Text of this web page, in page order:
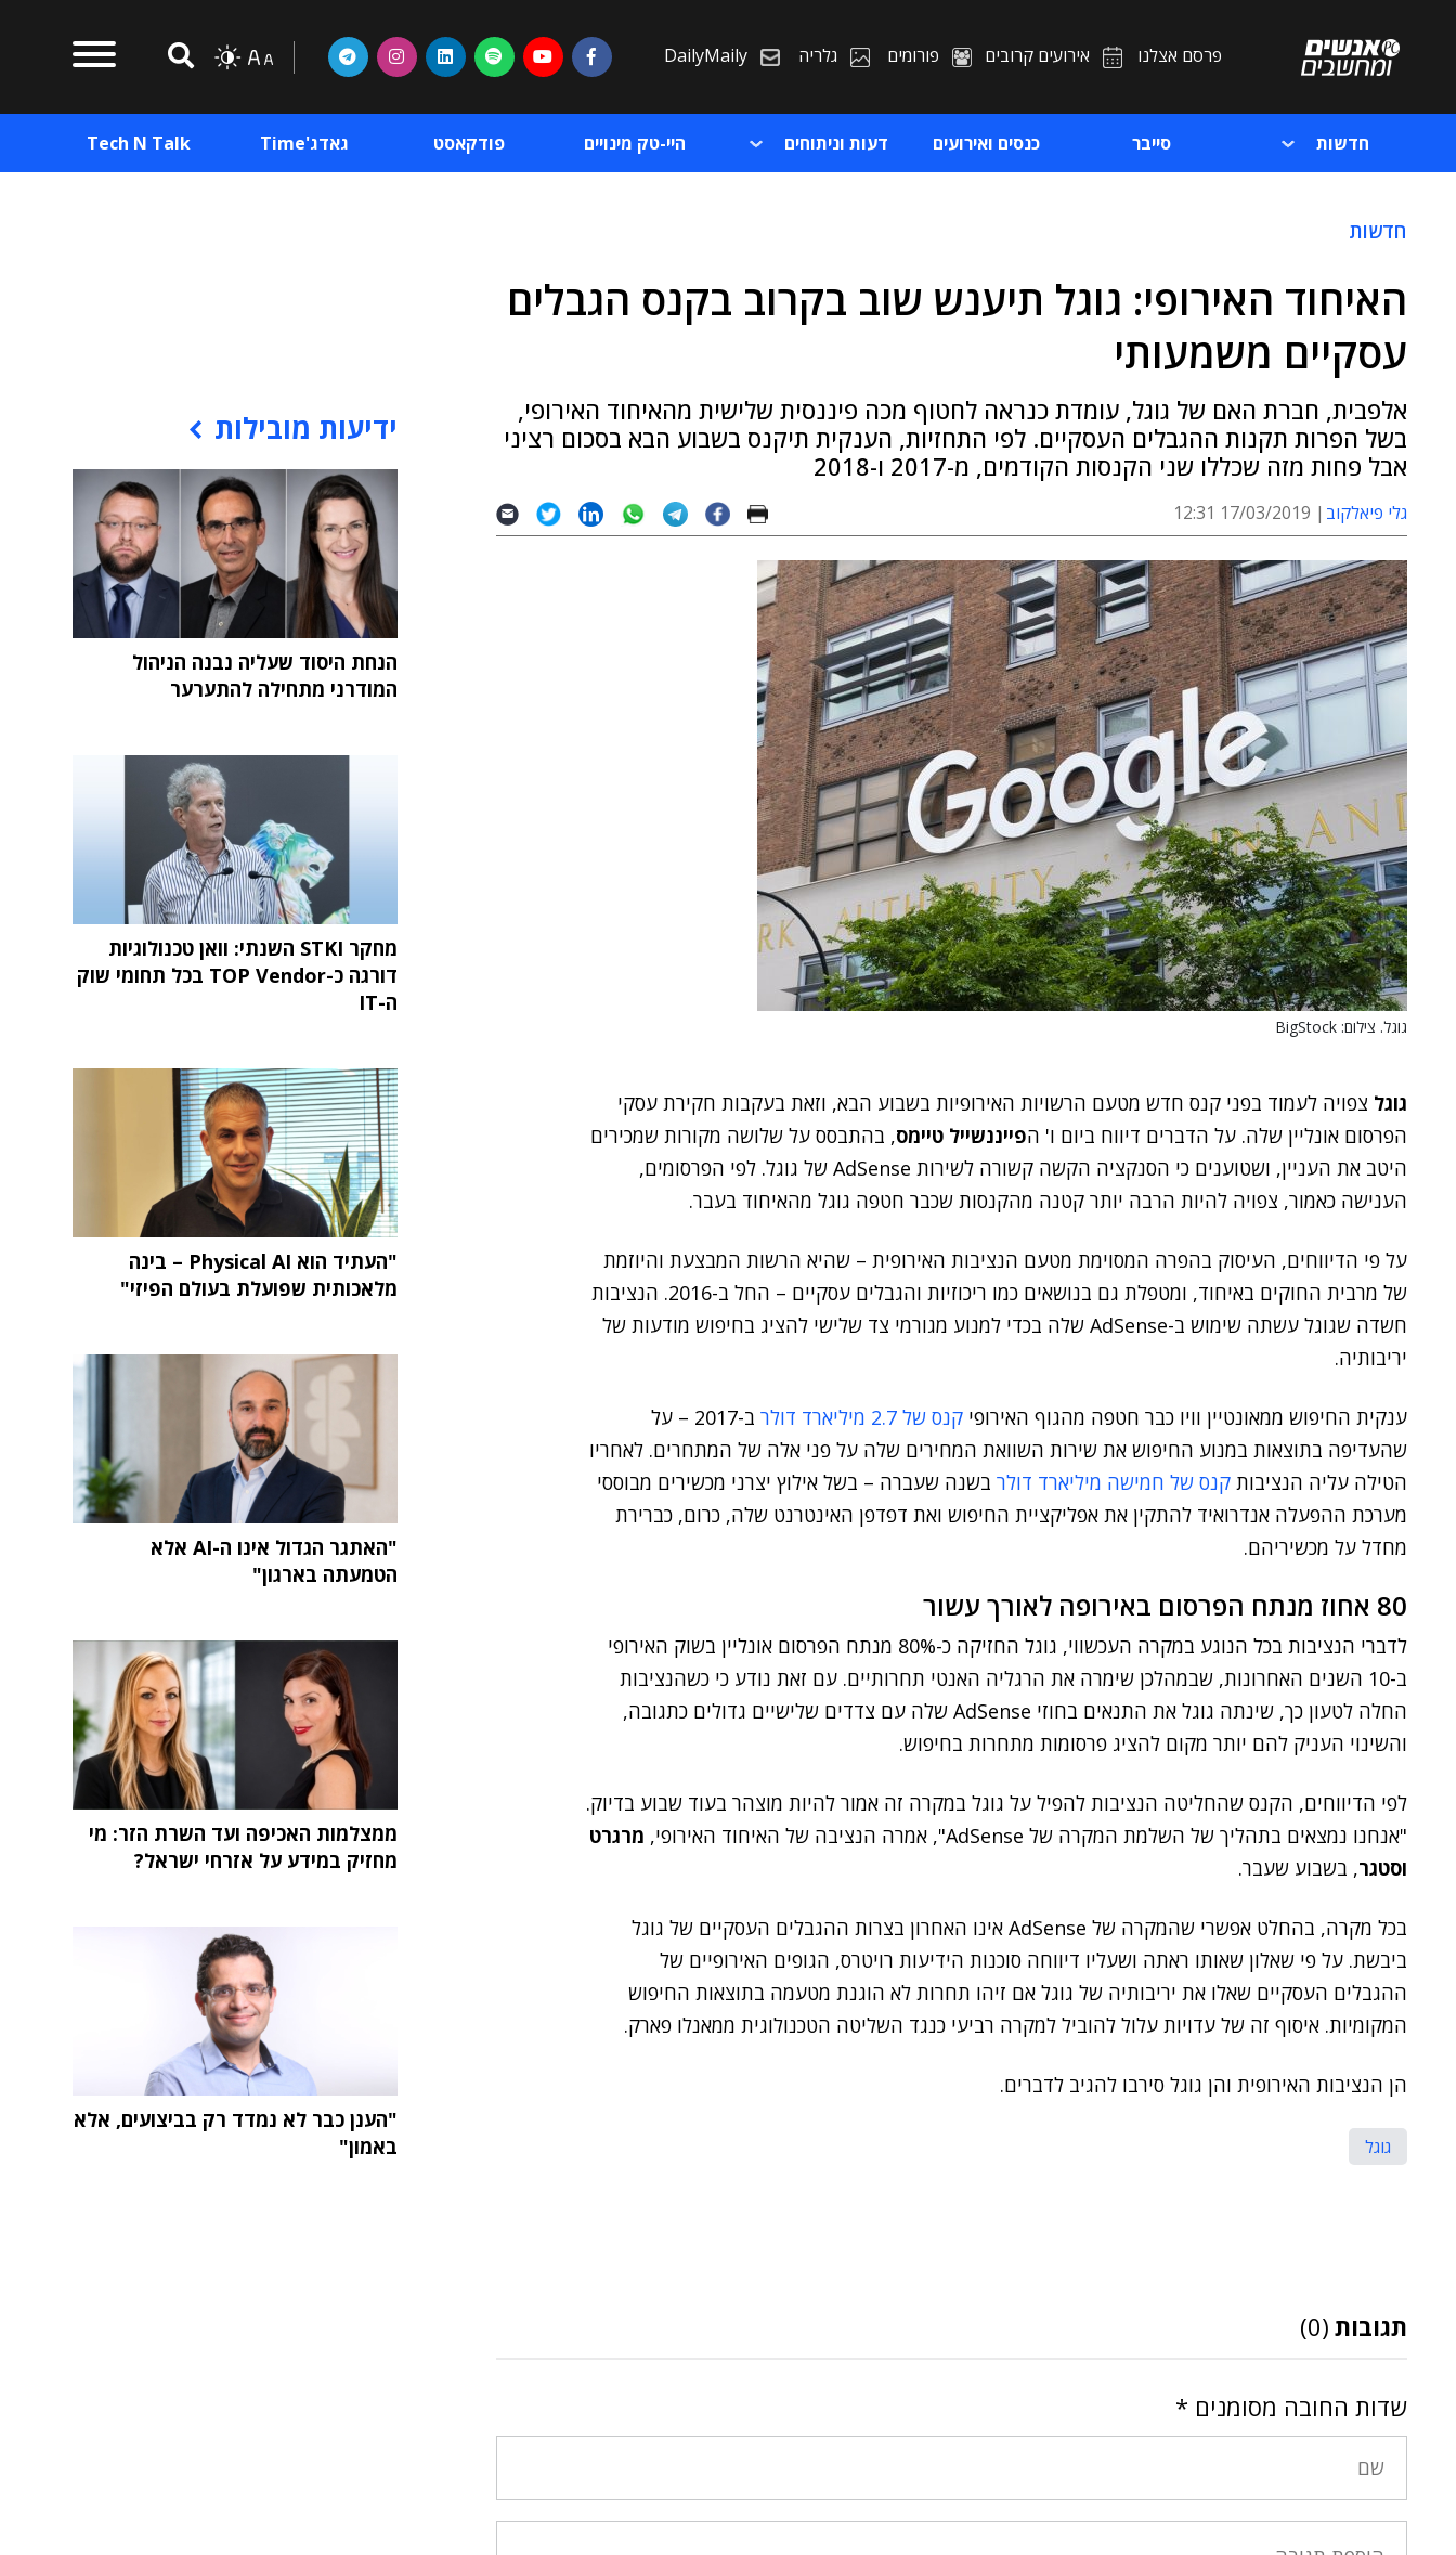
פרסם אצלנו אירועים קרובים פורומים גלריה DailyMaily
חדשות סייבר כנסים ואירועים דעות וניתוחים היי-טק מינויים פודקאסט גאדג'Time Tech N Talk
חדשות
האיחוד האירופי: גוגל תיענש שוב בקרוב בקנס הגבלים
עסקיים משמעותי
אלפבית, חברת האם של גוגל, עומדת כנראה לחטוף מכה פיננסית שלישית מהאיחוד האירופי,
בשל הפרות תקנות ההגבלים העסקיים. לפי התחזיות, הענקית תיקנס בשבוע הבא בסכום רציני
אבל פחות מזה שכללו שני הקנסות הקודמים, מ-2017 ו-2018
גלי פיאלקוב 17/03/2019 12:31
גוגל. צילום: BigStock
גוגל צפויה לעמוד בפני קנס חדש מטעם הרשויות האירופיות בשבוע הבא, וזאת בעקבות חקירת עסקי
הפרסום אונליין שלה. על הדברים דיווח ביום ו' הפייננשייל טיימס, בהתבסס על שלושה מקורות שמכירים
היטב את העניין, ושטוענים כי הסנקציה הקשה קשורה לשירות AdSense של גוגל. לפי הפרסומים,
הענישה כאמור, צפויה להיות הרבה יותר קטנה מהקנסות שכבר חטפה גוגל מהאיחוד בעבר.
על פי הדיווחים, העיסוק בהפרה המסוימת מטעם הנציבות האירופית – שהיא הרשות המבצעת והיוזמת
של מרבית החוקים באיחוד, ומטפלת גם בנושאים כמו ריכוזיות והגבלים עסקיים – החל ב-2016. הנציבות
חשדה שגוגל עשתה שימוש ב-AdSense שלה בכדי למנוע מגורמי צד שלישי להציג בחיפוש מודעות של
יריבותיה.
ענקית החיפוש ממאונטיין וויו כבר חטפה מהגוף האירופי קנס של מיליארד דולר
ב-2017 – על
שהעדיפה בתוצאות במנוע החיפוש את שירות השוואת המחירים שלה על פני אלה של המתחרים. לאחריו
הטילה עליה הנציבות קנס של חמישה מיליארד דולר בשנה שעברה – בשל אילוץ יצרני מכשירים מבוססי
מערכת ההפעלה אנדרואיד להתקין את אפליקציית החיפוש ואת דפדפן האינטרנט שלה, כרום, כברירת
מחדל על מכשיריהם.
80 אחוז מנתח הפרסום באירופה לאורך עשור
לדברי הנציבות בכל הנוגע במקרה העכשווי, גוגל החזיקה כ-80% מנתח הפרסום אונליין בשוק האירופי
ב-10 השנים האחרונות, שבמהלכן שימרה את הרגליה האנטי תחרותיים. עם זאת נודע כי כשהנציבות
החלה לטעון כך, שינתה גוגל את התנאים בחוזי AdSense שלה עם צדדים שלישיים גדולים כתגובה,
והשינוי העניק להם יותר מקום להציג פרסומות מתחרות בחיפוש.
לפי הדיווחים, הקנס שהחליטה הנציבות להפיל על גוגל במקרה זה אמור להיות מוצהר בעוד שבוע בדיוק.
"אנחנו נמצאים בתהליך של השלמת המקרה של AdSense", אמרה הנציבה של האיחוד האירופי,
מרגרט
וסטגר, בשבוע שעבר.
בכל מקרה, בהחלט אפשרי שהמקרה של AdSense אינו האחרון בצרות ההגבלים העסקיים של גוגל
ביבשת. על פי שאלון שאותו ראתה ושעליו דיווחה סוכנות הידיעות רויטרס, הגופים האירופיים של
ההגבלים העסקיים שאלו את יריבותיה של גוגל אם זיהו תחרות לא הוגנת מטעמה בתוצאות החיפוש
המקומיות. איסוף זה של עדויות עלול להוביל למקרה רביעי כנגד השליטה הטכנולוגית ממאנלו פארק.
הן הנציבות האירופית והן גוגל סירבו להגיב לדברים.
גוגל
תגובות (0)
שדות החובה מסומנים *
ידיעות מובילות
הנחת היסוד שעליה נבנה הניהול
המודרני מתחילה להתערער
מחקר STKI השנתי: וואן טכנולוגיות
דורגה כ-TOP Vendor בכל תחומי שוק
ה-IT
"העתיד הוא Physical AI – בינה
מלאכותית שפועלת בעולם הפיזי"
"האתגר הגדול אינו ה-AI אלא
הטמעתה בארגון"
ממצלמות האכיפה ועד השרת הזר: מי
מחזיק במידע על אזרחי ישראל?
"הענן כבר לא נמדד רק בביצועים, אלא
באמון"